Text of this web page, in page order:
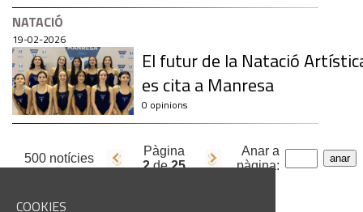
COOKIES
NATACIÓ
19-02-2026
El futur de la Natació
es cita a Manresa
0 opinions
500 notícies
Pàgina
2de25
Anar a
pàgina: